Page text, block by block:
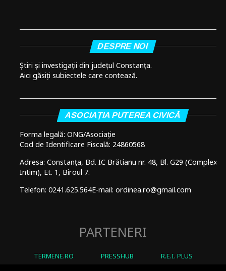
DESPRE NOI
Știri și investigații din județul Constanța.
Aici găsiți subiectele care contează.
ASOCIAȚIA PUTEREA CIVICĂ
Forma legală: ONG/Asociație
Cod de Identificare Fiscală: 24860568
Adresa: Constanța, Bd. IC Brătianu nr. 48, Bl. G29 (Complex
Intim), Et. 1, Biroul 7.
Telefon: 0241.625.564E-mail: ordinea.ro@gmail.com
PARTENERI
TERMENE.RO PRESSHUB R.E.I. PLUS